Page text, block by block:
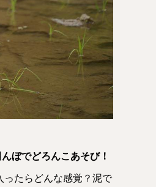
ぼでどろんこあそび！
ったらどんな感覚？泥で